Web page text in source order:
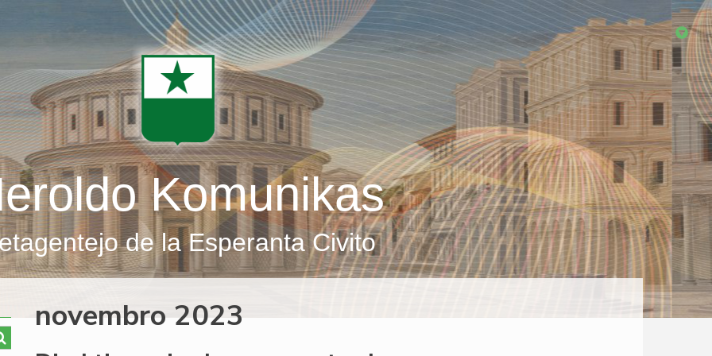
Komunikas
de la Esperanta Civito
novembro 2023